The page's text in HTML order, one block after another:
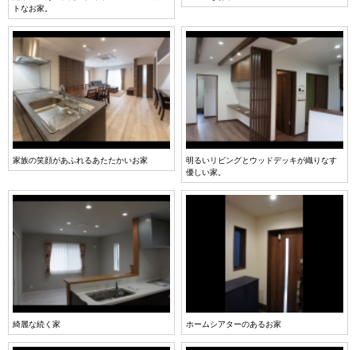
トなお家。
家族の笑顔があふれるあたたかいお家
明るいリビングとウッドデッキが織りなす
優しい家。
綺麗な続く家 ホームシアターのあるお家